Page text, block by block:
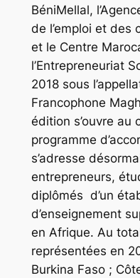
BéniMellal,
de l’emploi et des
et le Centre
l’Entrepreneuriat
2018 sous
Francophone
édition s’ouvre au
programme
s’adresse
entrepreneurs,
diplômés d’un
d’enseignement
en Afrique. Au
représentées en
Burkina Faso ;